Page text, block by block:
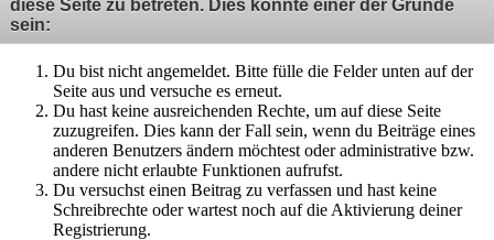
diese Seite zu betreten. Dies könnte einer der Gründe
sein:
Du bist nicht angemeldet. Bitte fülle die Felder unten auf der
Seite aus und versuche es erneut.
Du hast keine ausreichenden Rechte, um auf diese Seite
zuzugreifen. Dies kann der Fall sein, wenn du Beiträge eines
anderen Benutzers ändern möchtest oder administrative bzw.
andere nicht erlaubte Funktionen aufrufst.
Du versuchst einen Beitrag zu verfassen und hast keine
Schreibrechte oder wartest noch auf die Aktivierung deiner
Registrierung.